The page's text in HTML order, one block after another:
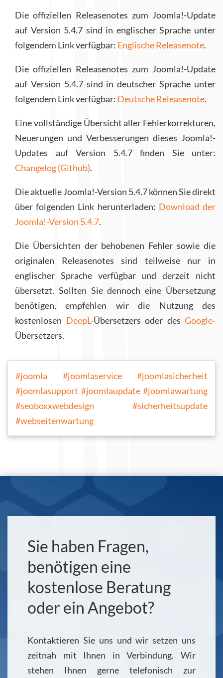
Die offiziellen Releasenotes zum Joomla!-Update
auf Version 5.4.7 sind in englischer Sprache unter
folgendem Link verfügbar: Englische Releasenote.
Die offiziellen Releasenotes zum Joomla!-Update
auf Version 5.4.7 sind in deutscher Sprache unter
folgendem Link verfügbar: Deutsche Releasenote.
Eine vollständige Übersicht aller Fehlerkorrekturen,
Neuerungen und Verbesserungen dieses Joomla!-
Updates auf Version 5.4.7 finden Sie unter:
Changelog (Github).
Die aktuelle Joomla!-Version 5.4.7 können Sie direkt
über folgenden Link herunterladen: Download der
Joomla!-Version 5.4.7.
Die Übersichten der behobenen Fehler sowie die
originalen Releasenotes sind teilweise nur in
englischer Sprache verfügbar und derzeit nicht
übersetzt. Sollten Sie dennoch eine Übersetzung
benötigen, empfehlen wir die Nutzung des
kostenlosen DeepL-Übersetzers oder des Google-
Übersetzers.
#joomla #joomlaservice
#joomlasicherheit
#joomlasupport #joomlaupdate #joomlawartung
#seoboxxwebdesign
#sicherheitsupdate
#webseitenwartung
Sie haben Fragen,
benötigen eine
kostenlose Beratung
oder ein Angebot?
Kontaktieren Sie uns und wir setzen uns
zeitnah mit Ihnen in Verbindung. Wir
stehen Ihnen gerne telefonisch zur